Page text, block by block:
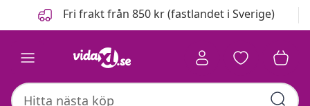
FöregåendeFri frakt från 850 kr (fastlandet i Sverige)